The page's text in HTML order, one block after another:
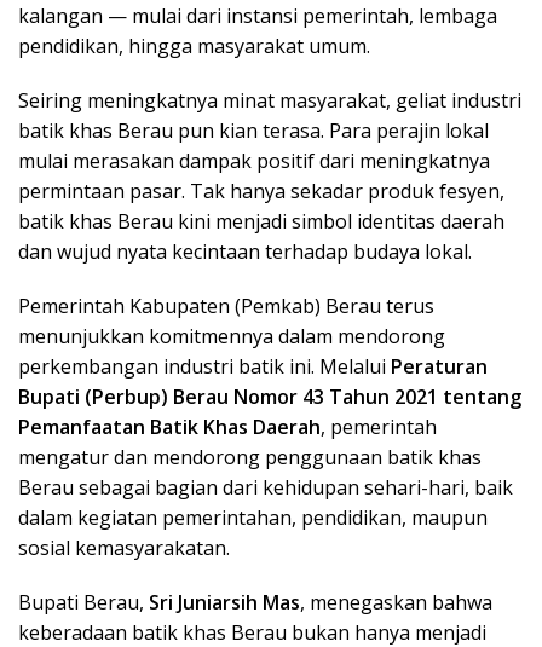
kalangan — mulai dari instansi pemerintah, lembaga
pendidikan, hingga masyarakat umum.
Seiring meningkatnya minat masyarakat, geliat industri
batik khas Berau pun kian terasa. Para perajin lokal
mulai merasakan dampak positif dari meningkatnya
permintaan pasar. Tak hanya sekadar produk fesyen,
batik khas Berau kini menjadi simbol identitas daerah
dan wujud nyata kecintaan terhadap budaya lokal.
Pemerintah Kabupaten (Pemkab) Berau terus
menunjukkan komitmennya dalam mendorong
perkembangan industri batik ini. Melalui Peraturan
Bupati (Perbup) Berau Nomor 43 Tahun 2021 tentang
Pemanfaatan Batik Khas Daerah, pemerintah
mengatur dan mendorong penggunaan batik khas
Berau sebagai bagian dari kehidupan sehari-hari, baik
dalam kegiatan pemerintahan, pendidikan, maupun
sosial kemasyarakatan.
Bupati Berau, Sri Juniarsih Mas, menegaskan bahwa
keberadaan batik khas Berau bukan hanya menjadi